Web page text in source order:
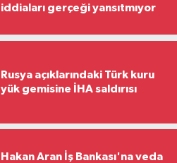
iddiaları gerçeği yansıtmıyor
Rusya açıklarındaki Türk kuru
yük gemisine İHA saldırısı
Hakan Aran İş Bankası'na veda